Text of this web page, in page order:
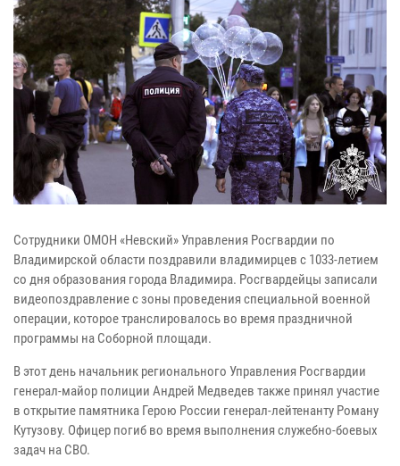
Сотрудники ОМОН «Невский» Управления Росгвардии по
Владимирской области поздравили владимирцев с 1033-летием
со дня образования города Владимира. Росгвардейцы записали
видеопоздравление с зоны проведения специальной военной
операции, которое транслировалось во время праздничной
программы на Соборной площади.
В этот день начальник регионального Управления Росгвардии
генерал-майор полиции Андрей Медведев также принял участие
в открытие памятника Герою России генерал-лейтенанту Роману
Кутузову. Офицер погиб во время выполнения служебно-боевых
задач на СВО.